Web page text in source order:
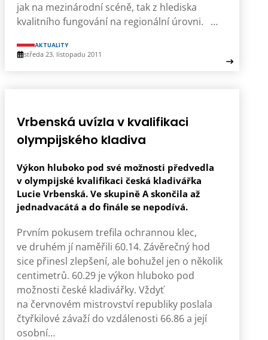
jak na mezinárodní scéně, tak z hlediska
kvalitního fungování na regionální úrovni. …
AKTUALITY
středa 23. listopadu 2011
Vrbenská uvízla v kvalifikaci
olympijského kladiva
Výkon hluboko pod své možnosti předvedla
v olympijské kvalifikaci česká kladivářka
Lucie Vrbenská. Ve skupině A skončila až
jednadvacátá a do finále se nepodívá.
Prvním pokusem trefila ochrannou klec,
ve druhém jí naměřili 60.14. Závěrečný hod
sice přinesl zlepšení, ale bohužel jen o několik
centimetrů. 60.29 je výkon hluboko pod
možnosti české kladivářky. Vždyť
na červnovém mistrovství republiky poslala
čtyřkilové závaží do vzdálenosti 66.86 a její
osobní…